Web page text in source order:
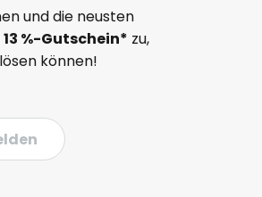
und die neusten
13 %-Gutschein* zu,
können!